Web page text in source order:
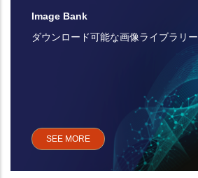
Image Bank
ダウンロード可能な画像ライブラリー
SEE MORE